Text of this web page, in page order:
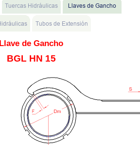
Llave de Gancho
BGL HN 15